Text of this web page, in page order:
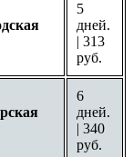
5
дней.
| 313
руб.
6
дней.
| 340
руб.